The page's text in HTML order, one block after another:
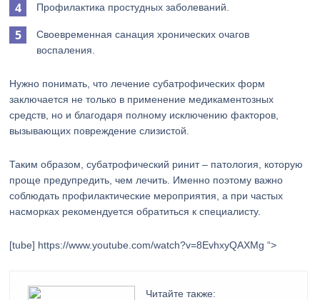
Профилактика простудных заболеваний.
Своевременная санация хронических очагов
воспаления.
Нужно понимать, что лечение субатрофических форм
заключается не только в применение медикаментозных
средств, но и благодаря полному исключению факторов,
вызывающих повреждение слизистой.
Таким образом, субатрофический ринит – патология, которую
проще предупредить, чем лечить. Именно поэтому важно
соблюдать профилактические мероприятия, а при частых
насморках рекомендуется обратиться к специалисту.
[tube] https://www.youtube.com/watch?v=8EvhxyQAXMg “>
Читайте также: